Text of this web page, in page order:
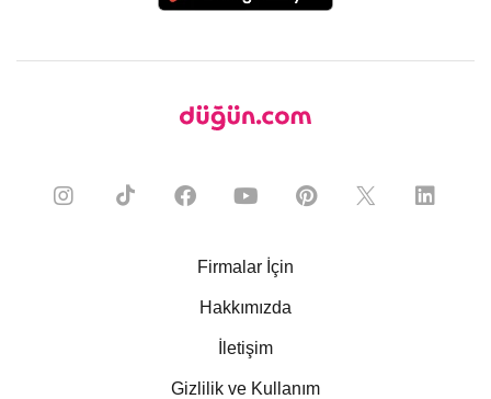
Firmalar İçin
Hakkımızda
İletişim
Gizlilik ve Kullanım